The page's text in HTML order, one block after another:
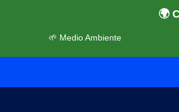
🌍
🌱 Medio Ambiente